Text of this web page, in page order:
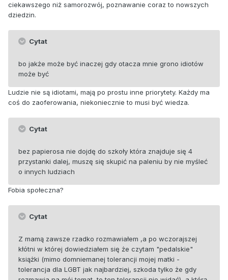
ciekawszego niż samorozwój, poznawanie coraz to nowszych
dziedzin.
Cytat
bo jakże może być inaczej gdy otacza mnie grono idiotów
może być
Ludzie nie są idiotami, mają po prostu inne priorytety. Każdy ma
coś do zaoferowania, niekoniecznie to musi być wiedza.
Cytat
bez papierosa nie dojdę do szkoły która znajduje się 4
przystanki dalej, muszę się skupić na paleniu by nie myśleć
o innych ludziach
Fobia społeczna?
Cytat
Z mamą zawsze rzadko rozmawiałem ,a po wczorajszej
kłótni w której dowiedziałem się że czytam "pedalskie"
książki (mimo domniemanej tolerancji mojej matki -
tolerancja dla LGBT jak najbardziej, szkoda tylko że gdy